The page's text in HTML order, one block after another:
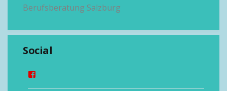
Berufsberatung Salzburg
Social